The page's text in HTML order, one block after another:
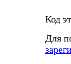
Код
Для